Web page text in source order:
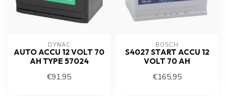
DYNAC
AUTO ACCU 12 VOLT 70
AH TYPE 57024
€91,95
BOSCH
S4027 START ACCU 12
VOLT 70 AH
€165,95